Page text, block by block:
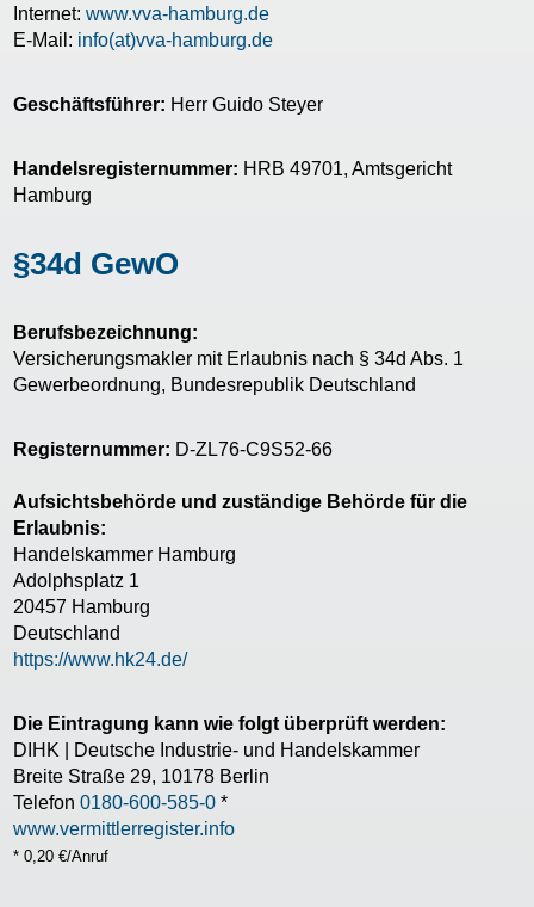
Internet:www.vva-hamburg.de
E-Mail: info(at)vva-hamburg.de
Geschäftsführer: Herr Guido Steyer
Handelsregisternummer: HRB 49701, Amtsgericht
Hamburg
§34d GewO
Berufsbezeichnung:
Versicherungsmakler mit Erlaubnis nach § 34d Abs. 1
Gewerbeordnung, Bundesrepublik Deutschland
Registernummer: D-ZL76-C9S52-66
Aufsichtsbehörde und zuständige Behörde für die
Erlaubnis:
Handelskammer Hamburg
Adolphsplatz 1
20457 Hamburg
Deutschland
https://www.hk24.de/
Die Eintragung kann wie folgt überprüft werden:
DIHK | Deutsche Industrie- und Handelskammer
Breite Straße 29, 10178 Berlin
Telefon0180-600-585-0 *
www.vermittlerregister.info
* 0,20 €/Anruf